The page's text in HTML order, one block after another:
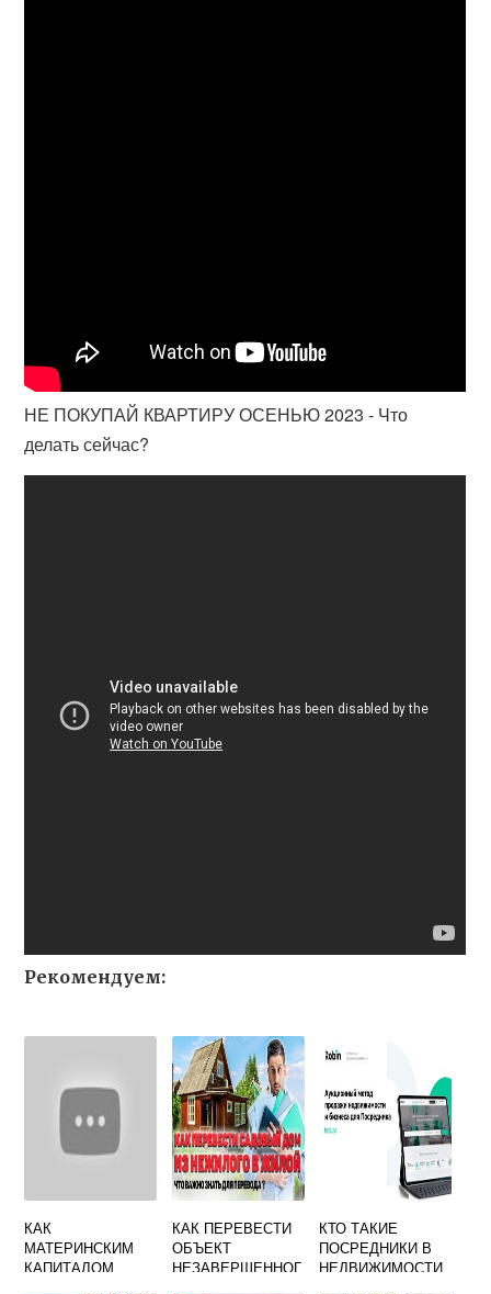
НЕ ПОКУПАЙ КВАРТИРУ ОСЕНЬЮ 2023 - Что
делать сейчас?
Рекомендуем:
КАК
МАТЕРИНСКИМ
КАПИТАЛОМ
КАК ПЕРЕВЕСТИ
ОБЪЕКТ
НЕЗАВЕРШЕННОГ
КТО ТАКИЕ
ПОСРЕДНИКИ В
НЕДВИЖИМОСТИ